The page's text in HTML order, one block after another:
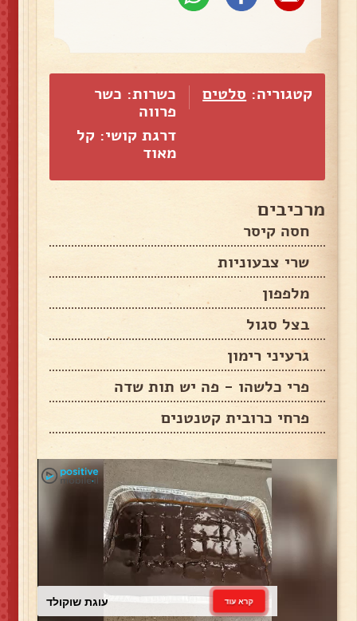
קטגוריה: סלטים
כשרות: כשר
פרווה
דרגת קושי: קל
מאוד
מרכיבים
חסה קיסר
שרי צבעוניות
מלפפון
בצל סגול
גרעיני רימון
פרי כלשהו - פה יש תות שדה
פרחי כרובית קטנטנים
עוגת שוקולד קרא עוד